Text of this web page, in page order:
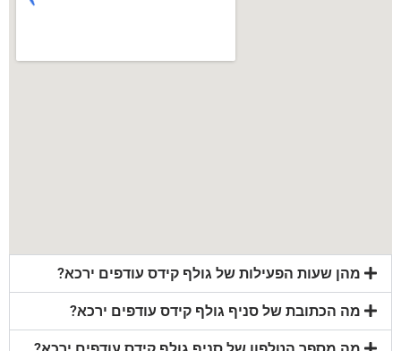
מהן שעות הפעילות של גולף קידס עודפים ירכא?
מה הכתובת של סניף גולף קידס עודפים ירכא?